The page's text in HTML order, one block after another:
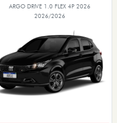
ARGO DRIVE 1.0 FLEX 4P 2026
2026/2026